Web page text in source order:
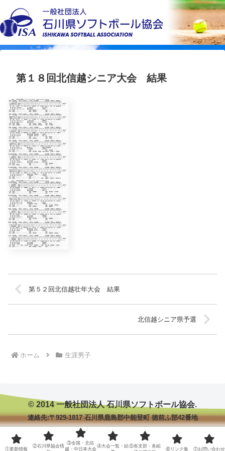
第１８回北信越シニア大会 結果
第５２回北信越壮年大会 結果
北信越シニア県予選
ホーム 生涯男子
© 2014 一般社団法人 石川県ソフトボール協会.
連絡先:〒929-1817 石川県鹿島郡中能登町 徳前ふ部42番地
①更新情報
②石川県協会情
③全国・北信
越・中日本大会
④大会一覧・結⑤各支部・各組
⑥リンク集 ⑦お問い合わせ